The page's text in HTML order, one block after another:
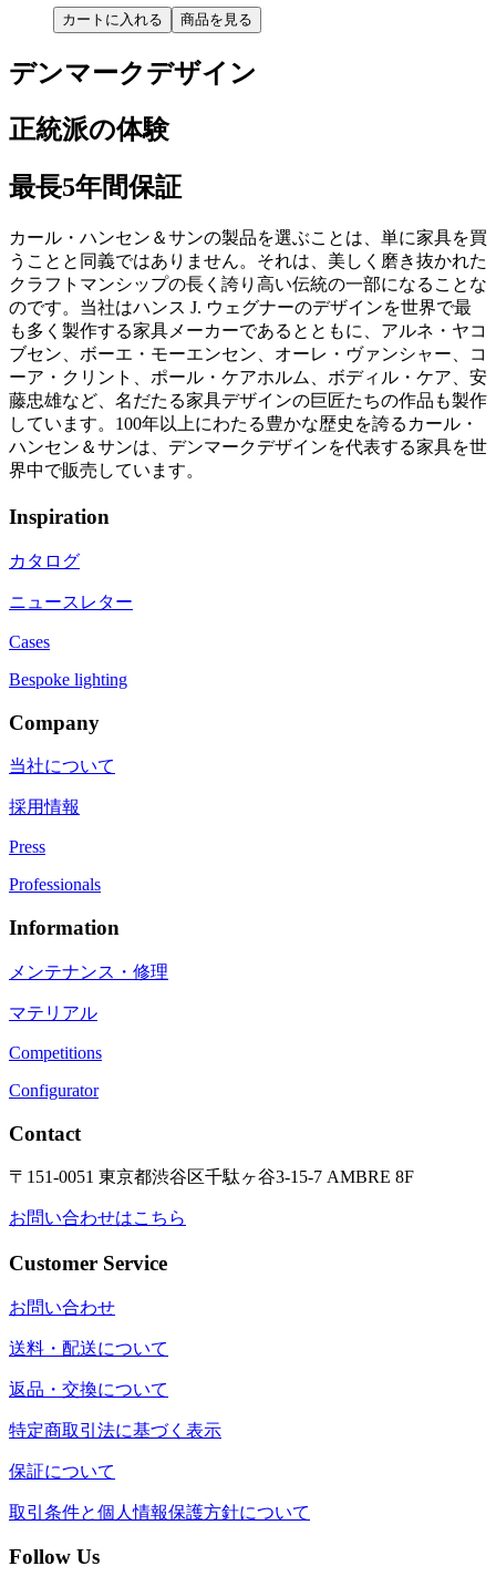
カートに入れる 商品を見る
デンマークデザイン
正統派の体験
最長5年間保証
カール・ハンセン＆サンの製品を選ぶことは、単に家具を買
うことと同義ではありません。それは、美しく磨き抜かれた
クラフトマンシップの長く誇り高い伝統の一部になることな
のです。当社はハンス J. ウェグナーのデザインを世界で最
も多く製作する家具メーカーであるとともに、アルネ・ヤコ
ブセン、ボーエ・モーエンセン、オーレ・ヴァンシャー、コ
ーア・クリント、ポール・ケアホルム、ボディル・ケア、安
藤忠雄など、名だたる家具デザインの巨匠たちの作品も製作
しています。100年以上にわたる豊かな歴史を誇るカール・
ハンセン＆サンは、デンマークデザインを代表する家具を世
界中で販売しています。
Inspiration
カタログ
ニュースレター
Cases
Bespoke lighting
Company
当社について
採用情報
Press
Professionals
Information
メンテナンス・修理
マテリアル
Competitions
Configurator
Contact
〒151-0051 東京都渋谷区千駄ヶ谷3-15-7 AMBRE 8F
お問い合わせはこちら
Customer Service
お問い合わせ
送料・配送について
返品・交換について
特定商取引法に基づく表示
保証について
取引条件と個人情報保護方針について
Follow Us